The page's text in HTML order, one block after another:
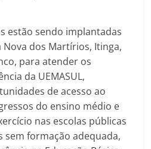
estão sendo implantadas
dos Martírios, Itinga,
para atender os
da UEMASUL,
de acesso ao
do ensino médio e
nas escolas públicas
sem formação adequada,